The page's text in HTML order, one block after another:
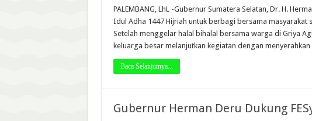
PALEMBANG, LhL -Gubernur Sumatera Selatan, Dr. H.
Idul Adha 1447 Hijriah untuk berbagi bersama masyarakat
Setelah menggelar halal bihalal bersama warga di Griya
keluarga besar melanjutkan kegiatan dengan
Baca Selanjutnya...
Gubernur Herman Deru Dukung